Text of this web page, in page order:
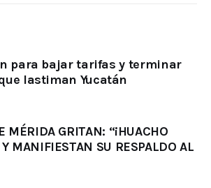
para bajar tarifas y terminar
lastiman Yucatán
MÉRIDA GRITAN: “¡HUACHO
MANIFIESTAN SU RESPALDO AL